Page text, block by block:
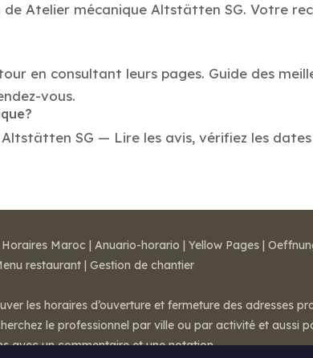
Atelier mécanique Altstätten SG. Votre
en consultant leurs pages. Guide des
vous.
SG — Lire les avis, vérifiez les
Horaires Maroc | Anuario-horario | Yellow Pages |
restaurant | Gestion de chantier
les horaires d’ouverture et fermeture des adresses
le professionnel par ville ou par activité et aussi
avec un commentaire et une notation.